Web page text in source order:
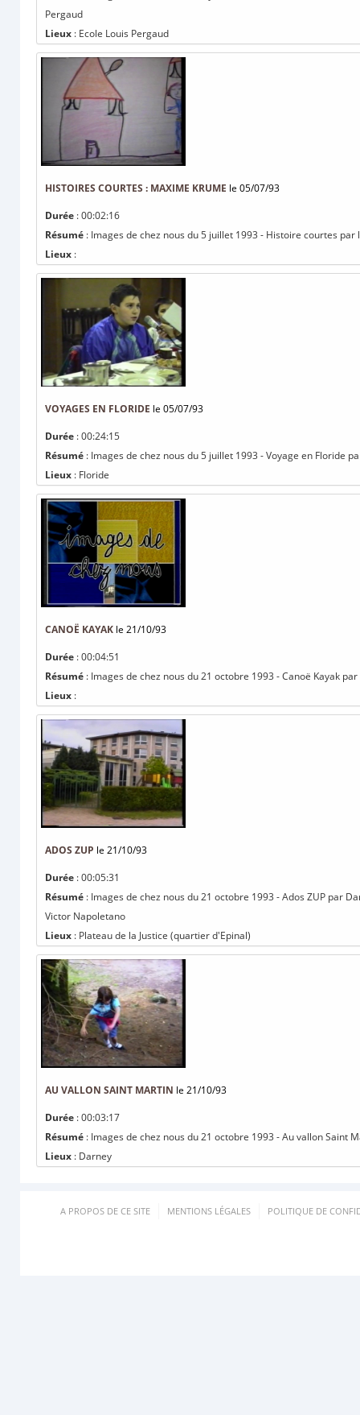
Pergaud
Lieux : Ecole Louis Pergaud
HISTOIRES COURTES : MAXIME KRUME le 05/07/93
Durée : 00:02:16
Résumé : Images de chez nous du 5 juillet 1993 - Histoire courtes
Lieux :
VOYAGES EN FLORIDE le 05/07/93
Durée : 00:24:15
Résumé : Images de chez nous du 5 juillet 1993 - Voyage en Floride
Lieux : Floride
CANOË KAYAK le 21/10/93
Durée : 00:04:51
Résumé : Images de chez nous du 21 octobre 1993 - Canoë Kayak
Lieux :
ADOS ZUP le 21/10/93
Durée : 00:05:31
Résumé : Images de chez nous du 21 octobre 1993 - Ados ZUP par
Victor Napoletano
Lieux : Plateau de la Justice (quartier d'Epinal)
AU VALLON SAINT MARTIN le 21/10/93
Durée : 00:03:17
Résumé : Images de chez nous du 21 octobre 1993 - Au vallon Saint
Lieux : Darney
A PROPOS DE CE SITE MENTIONS LÉGALES POLITIQUE DE